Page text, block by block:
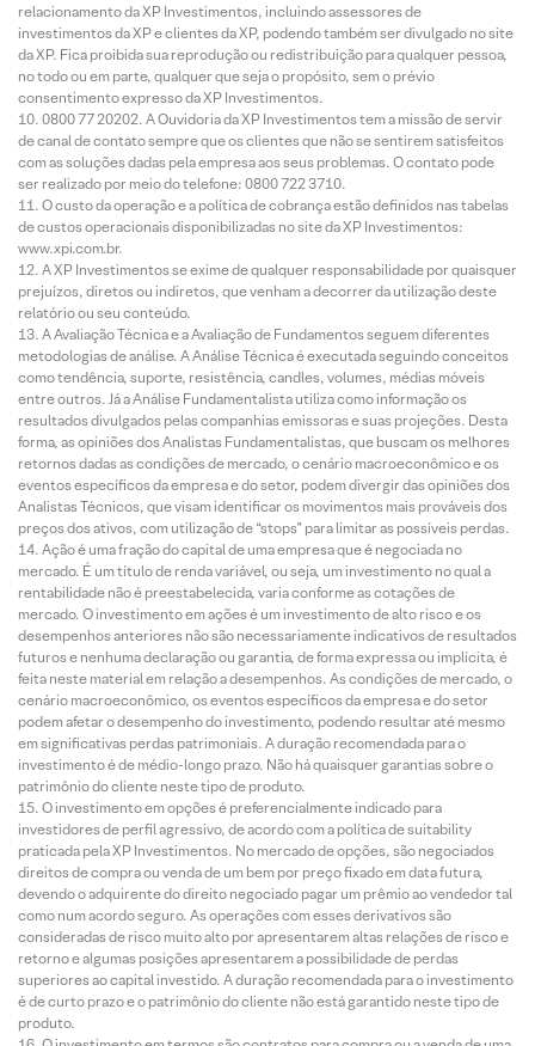
relacionamento da XP Investimentos, incluindo assessores de
investimentos da XP e clientes da XP, podendo também ser divulgado no site
da XP. Fica proibida sua reprodução ou redistribuição para qualquer pessoa,
no todo ou em parte, qualquer que seja o propósito, sem o prévio
consentimento expresso da XP Investimentos.
0800 77 20202. A Ouvidoria da XP Investimentos tem a missão de servir
de canal de contato sempre que os clientes que não se sentirem satisfeitos
com as soluções dadas pela empresa aos seus problemas. O contato pode
ser realizado por meio do telefone: 0800 722 3710.
O custo da operação e a política de cobrança estão definidos nas tabelas
de custos operacionais disponibilizadas no site da XP Investimentos:
www.xpi.com.br.
A XP Investimentos se exime de qualquer responsabilidade por quaisquer
prejuízos, diretos ou indiretos, que venham a decorrer da utilização deste
relatório ou seu conteúdo.
A Avaliação Técnica e a Avaliação de Fundamentos seguem diferentes
metodologias de análise. A Análise Técnica é executada seguindo conceitos
como tendência, suporte, resistência, candles, volumes, médias móveis
entre outros. Já a Análise Fundamentalista utiliza como informação os
resultados divulgados pelas companhias emissoras e suas projeções. Desta
forma, as opiniões dos Analistas Fundamentalistas, que buscam os melhores
retornos dadas as condições de mercado, o cenário macroeconômico e os
eventos específicos da empresa e do setor, podem divergir das opiniões dos
Analistas Técnicos, que visam identificar os movimentos mais prováveis dos
preços dos ativos, com utilização de “stops” para limitar as possíveis perdas.
Ação é uma fração do capital de uma empresa que é negociada no
mercado. É um título de renda variável, ou seja, um investimento no qual a
rentabilidade não é preestabelecida, varia conforme as cotações de
mercado. O investimento em ações é um investimento de alto risco e os
desempenhos anteriores não são necessariamente indicativos de resultados
futuros e nenhuma declaração ou garantia, de forma expressa ou implícita, é
feita neste material em relação a desempenhos. As condições de mercado, o
cenário macroeconômico, os eventos específicos da empresa e do setor
podem afetar o desempenho do investimento, podendo resultar até mesmo
em significativas perdas patrimoniais. A duração recomendada para o
investimento é de médio-longo prazo. Não há quaisquer garantias sobre o
patrimônio do cliente neste tipo de produto.
O investimento em opções é preferencialmente indicado para
investidores de perfil agressivo, de acordo com a política de suitability
praticada pela XP Investimentos. No mercado de opções, são negociados
direitos de compra ou venda de um bem por preço fixado em data futura,
devendo o adquirente do direito negociado pagar um prêmio ao vendedor tal
como num acordo seguro. As operações com esses derivativos são
consideradas de risco muito alto por apresentarem altas relações de risco e
retorno e algumas posições apresentarem a possibilidade de perdas
superiores ao capital investido. A duração recomendada para o investimento
é de curto prazo e o patrimônio do cliente não está garantido neste tipo de
produto.